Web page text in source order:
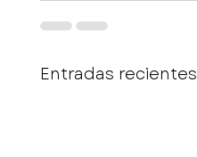
Entradas recientes